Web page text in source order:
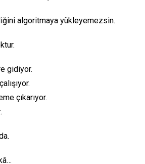
algoritmaya yükleyemezsin.
gidiyor.
çıkarıyor.